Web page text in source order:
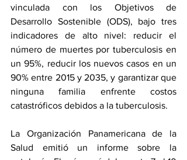
vinculada con los Objetivos de
Desarrollo Sostenible (ODS), bajo tres
indicadores de alto nivel: reducir el
número de muertes por tuberculosis en
un 95%, reducir los nuevos casos en un
90% entre 2015 y 2035, y garantizar que
ninguna familia enfrente costos
catastróficos debidos a la tuberculosis.
La Organización Panamericana de la
Salud emitió un informe sobre la